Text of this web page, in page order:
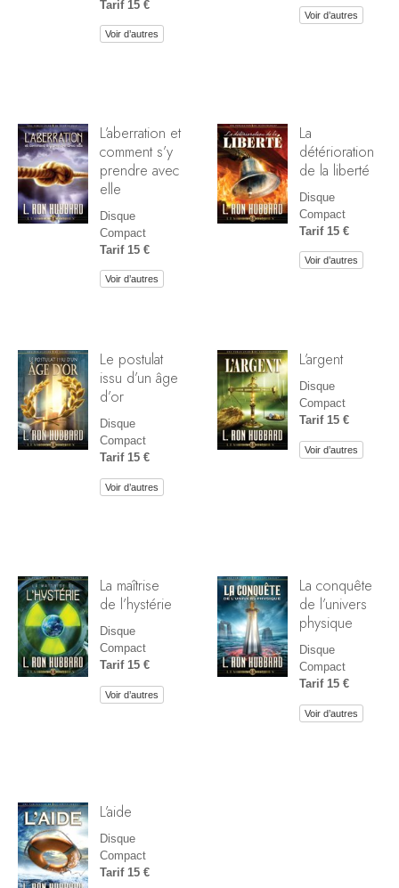
Tarif 15 €
Voir d’autres
Voir d’autres
L’aberration et
comment s’y
prendre avec
elle
Disque
Compact
Tarif 15 €
Voir d’autres
La
détérioration
de la liberté
Disque
Compact
Tarif 15 €
Voir d’autres
Le postulat
issu d’un âge
d’or
Disque
Compact
Tarif 15 €
Voir d’autres
L’argent
Disque
Compact
Tarif 15 €
Voir d’autres
La maîtrise
de l’hystérie
Disque
Compact
Tarif 15 €
Voir d’autres
La conquête
de l’univers
physique
Disque
Compact
Tarif 15 €
Voir d’autres
L’aide
Disque
Compact
Tarif 15 €